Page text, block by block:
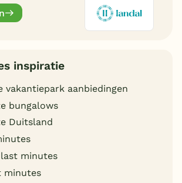
inspiratie
vakantiepark aanbiedingen
bungalows
Duitsland
minutes
minutes